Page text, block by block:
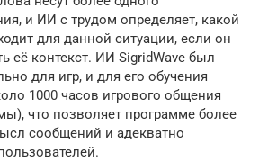
и ИИ с трудом определяет, какой
для данной ситуации, если он
её контекст. ИИ SigridWave был
для игр, и для его обучения
1000 часов игрового общения
что позволяет программе более
сообщений и адекватно